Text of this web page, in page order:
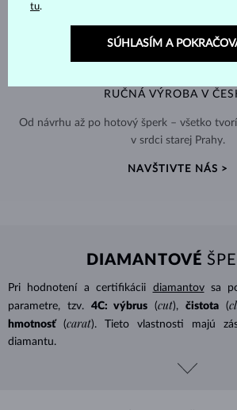
RUČNÁ VÝROBA V
Od návrhu až po hotový šperk – všetko
v srdci starej Prahy.
NAVŠTIVTE NÁS >
DIAMANTOVÉ
Pri hodnotení a certifikácii diamantovsa
parametre, tzv.
4C: výbrus (cut), čistota (
hmotnosť
(carat). Tieto vlastnosti majú
diamantu.
tu.
SÚHLASÍM A